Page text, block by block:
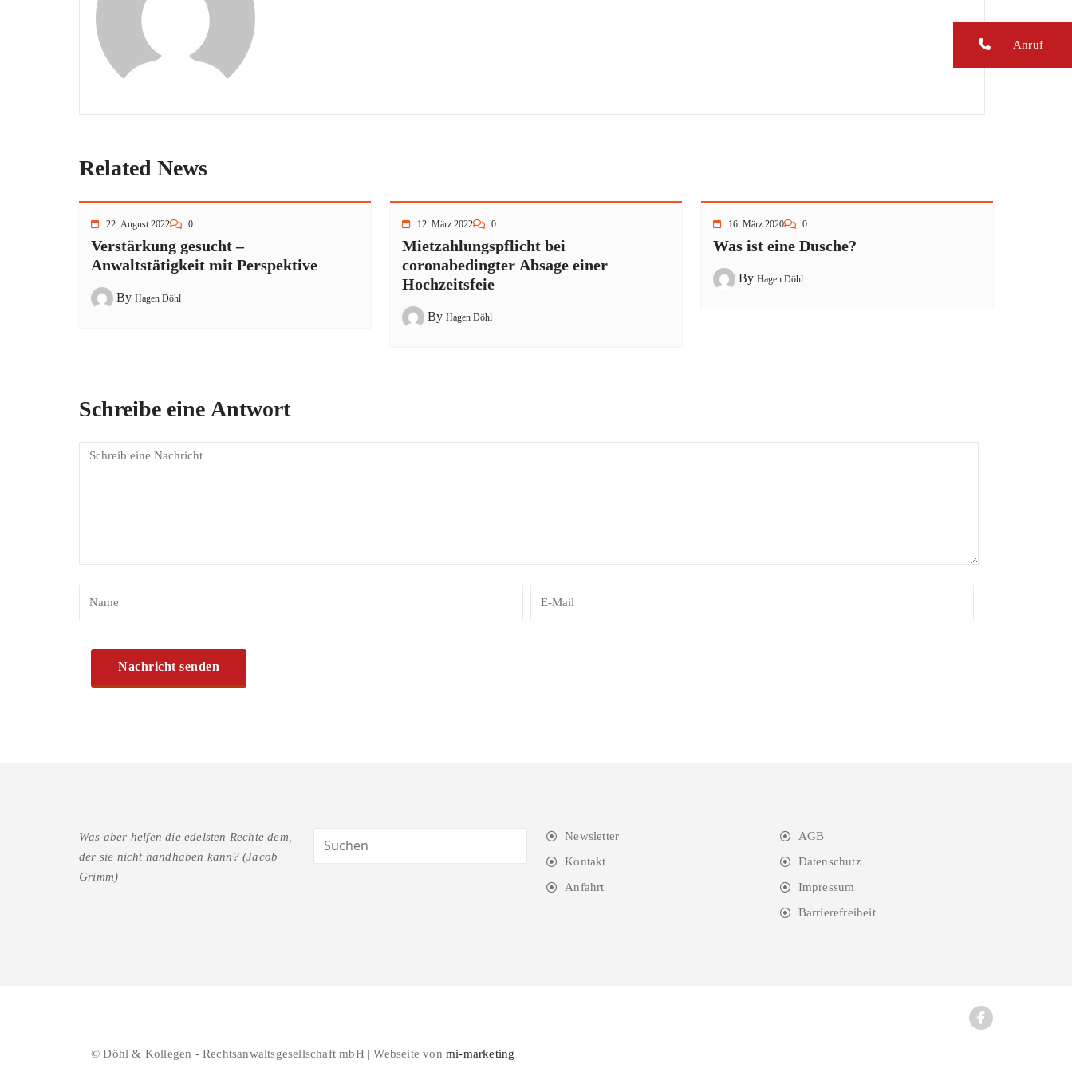
Related News
22. August 2022 0
Verstärkung gesucht –
Anwaltstätigkeit mit Perspektive
By Hagen Döhl
12. März 2022 0
Mietzahlungspflicht bei
coronabedingter Absage einer
Hochzeitsfeie
By Hagen Döhl
16. März 2020 0
Was ist eine Dusche?
By Hagen Döhl
Schreibe eine Antwort
Was aber helfen die edelsten Rechte dem,
der sie nicht handhaben kann? (Jacob
Grimm)
Newsletter
Kontakt
Anfahrt
AGB
Datenschutz
Impressum
Barrierefreiheit
© Döhl & Kollegen - Rechtsanwaltsgesellschaft mbH | Webseite von mi-marketing
Anruf